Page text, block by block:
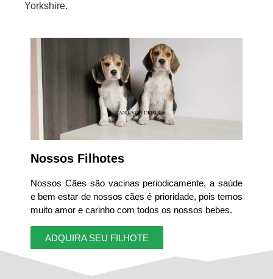
Yorkshire.
Nossos Filhotes
Nossos Cães são vacinas periodicamente, a saúde
e bem estar de nossos cães é prioridade, pois temos
muito amor e carinho com todos os nossos bebes.
ADQUIRA SEU FILHOTE